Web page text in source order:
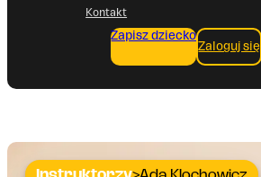
Kontakt
Zapisz dzieckoZaloguj się